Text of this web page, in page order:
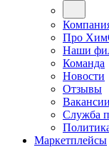
Про
Наши
Команда
Новости
Отзывы
Вакансии
Служба
Маркетплейсы